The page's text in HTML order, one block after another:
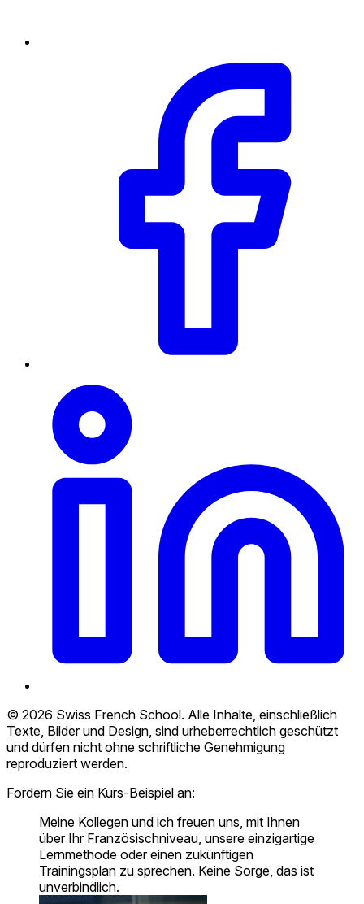
© 2026 Swiss French School. Alle Inhalte, einschließlich
Texte, Bilder und Design, sind urheberrechtlich geschützt
und dürfen nicht ohne schriftliche Genehmigung
reproduziert werden.
Fordern Sie ein Kurs-Beispiel an:
Meine Kollegen und ich freuen uns, mit Ihnen
über Ihr Französischniveau, unsere einzigartige
Lernmethode oder einen zukünftigen
Trainingsplan zu sprechen. Keine Sorge, das ist
unverbindlich.